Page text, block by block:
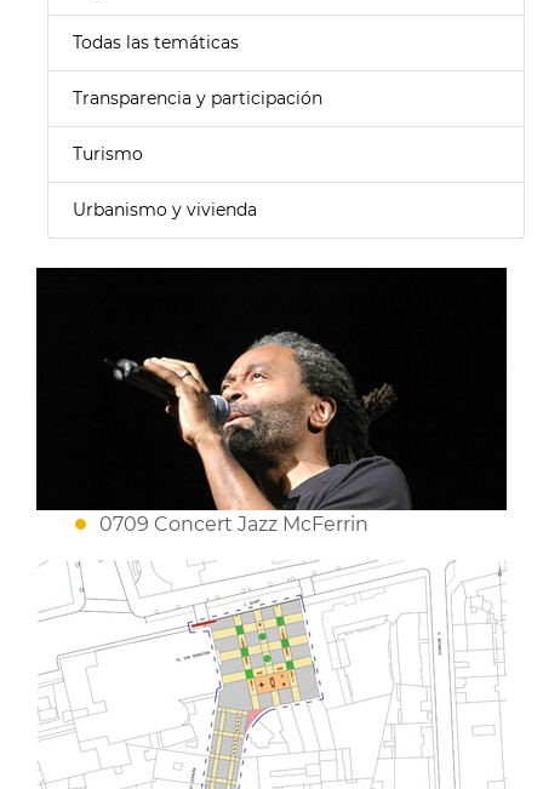
Todas las temáticas
Transparencia y participación
Turismo
Urbanismo y vivienda
0709 Concert Jazz McFerrin